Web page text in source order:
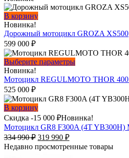
В корзину
Новинка!
Дорожный мотоцикл GROZA XS500
599 000 ₽
Выберите параметрыЭтот
имеет
вариаций.
Опции
можно
выбрать
на
товара.
Новинка!
Мотоцикл REGULMOTO THOR
525 000 ₽
В корзину
Скидка -15 000 ₽Новинка!
Мотоцикл GR8 F300A (4T
334 990₽ Первоначальная
цена
составляла
319 990 ₽Текущая
цена:
Недавно просмотренные товары